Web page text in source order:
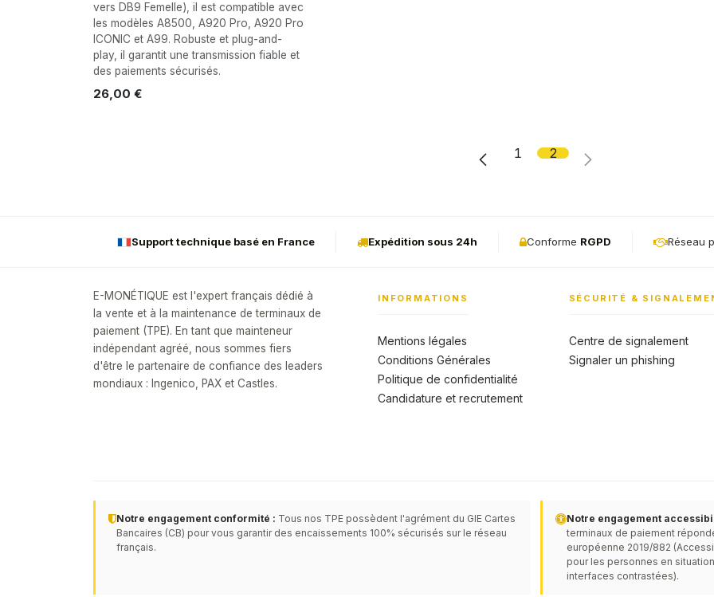
vers DB9 Femelle), il est compatible avec
les modèles A8500, A920 Pro, A920 Pro
ICONIC et A99. Robuste et plug-and-
play, il garantit une transmission fiable et
des paiements sécurisés.
26,00 €
1 2
Support technique basé en France Expédition sous 24h Conforme RGPD Réseau
E-MONÉTIQUE est l'expert français dédié à
la vente et à la maintenance de terminaux de
paiement (TPE). En tant que mainteneur
indépendant agréé, nous sommes fiers
d'être le partenaire de confiance des leaders
mondiaux : Ingenico, PAX et Castles.
INFORMATIONS
Mentions légales
Conditions Générales
Politique de confidentialité
Candidature et recrutement
SÉCURITÉ &
Centre de signalement
Signaler un phishing
Notre engagement conformité : Tous nos TPE possèdent l'agrément du GIE Cartes
Bancaires (CB) pour vous garantir des encaissements 100% sécurisés sur le réseau
français.
Notre engagement
terminaux de paiement
européenne 2019/882
pour les personnes en
interfaces contrastées).